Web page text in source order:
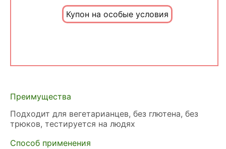
Купон на особые условия
Преимущества
Подходит для вегетарианцев, без глютена, без
трюков, тестируется на людях
Способ применения